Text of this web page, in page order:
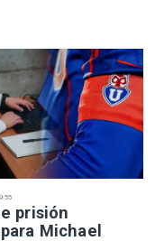
prisión
Michael